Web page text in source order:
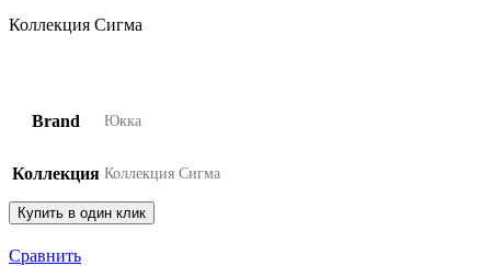
Коллекция Сигма
Brand Юкка
Коллекция Коллекция Сигма
Купить в один клик
Сравнить